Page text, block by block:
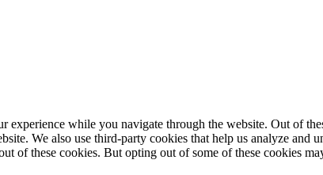
experience while you navigate through the website. Out of
We also use third-party cookies that help us analyze
of these cookies. But opting out of some of these cookies